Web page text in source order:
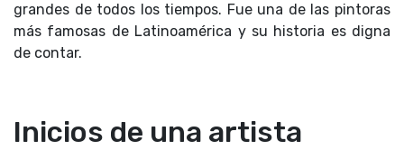
grandes de todos los tiempos. Fue una de las pintoras
más famosas de Latinoamérica y su historia es digna
de contar.
Inicios de una artista